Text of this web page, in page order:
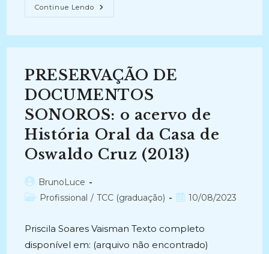
Continue Lendo DIFUSÃO
EM
Sobre
Serviço
De
Arquivo
Histórico
E
Institucional
Da
Casa
De
Rui
Barbosa
(2021)
PRESERVAÇÃO DE
DOCUMENTOS
SONOROS: o acervo de
História Oral da Casa de
Oswaldo Cruz (2013)
Autor
do
BrunoLuce
Categoria
Profissional / TCC (graduação)
Post10/08/2023
Priscila Soares Vaisman Texto completo
disponível em: (arquivo não encontrado)